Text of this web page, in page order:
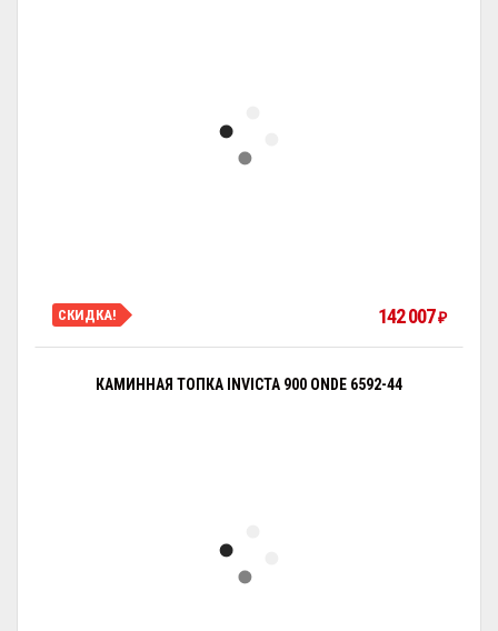
СКИДКА! 142 007₽
КАМИННАЯ ТОПКА INVICTA 900 ONDE 6592-44